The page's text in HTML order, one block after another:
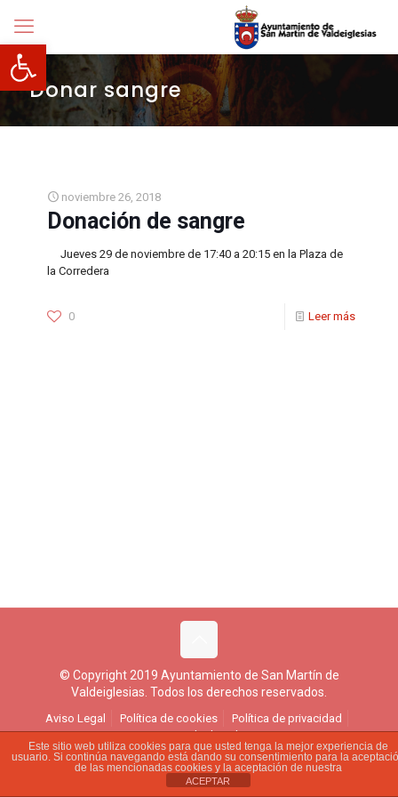
Abrir barra de herramientas
Donar sangre
noviembre 26, 2018
Donación de sangre
Jueves 29 de noviembre de 17:40 a 20:15 en la Plaza de
la Corredera
0 Leer más
© Copyright 2019 Ayuntamiento de San Martín de
Valdeiglesias. Todos los derechos reservados.
Aviso Legal Política de cookies
Política de privacidad
Ejercicio de derechos
Este sitio web utiliza cookies para que usted tenga la mejor experiencia de
usuario. Si continúa navegando está dando su consentimiento para la
de las mencionadas cookies y la aceptación de nuestra
ACEPTAR